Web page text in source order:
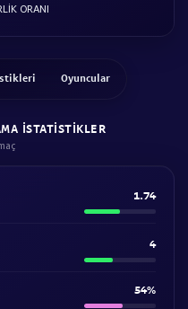
ORANI
Oyuncular
ISTATISTIKLER
1.74
4
54%